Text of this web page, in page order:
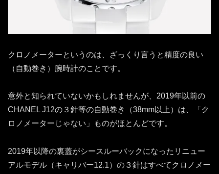
クロノメーターというのは、ざっくり言うと精度の良い
（自動巻き）腕時計のことです。
意外と知られていないかもしれませんが、2019年以前の
CHANEL J12の３針等の自動巻き（38mm以上）は、「ク
ロノメーターじゃない」ものがほとんどです。
2019年以降の裏蓋がシースルーバックになったリニュー
アルモデル（キャリバー12.1）の３針はすべてクロノメー